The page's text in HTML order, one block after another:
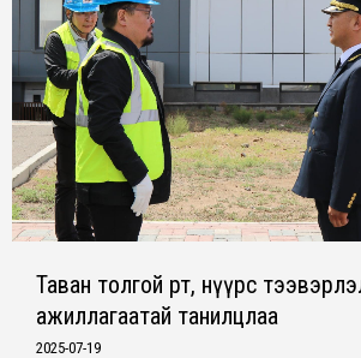
Таван толгой өртөө, нүүрс
ажиллагаатай танилцлаа
2025-07-19